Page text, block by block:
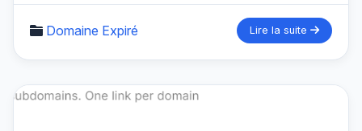
Domaine Expiré Lire la suite